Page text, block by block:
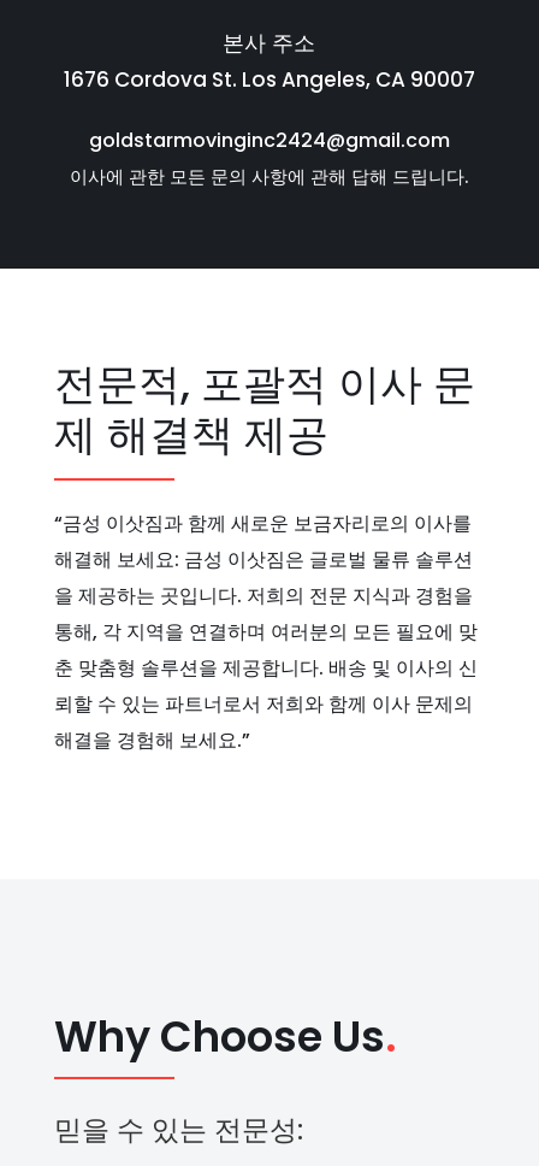
본사 주소
1676 Cordova St. Los Angeles, CA 90007
goldstarmovinginc2424@gmail.com
이사에 관한 모든 문의 사항에 관해 답해 드립니다.
전문적, 포괄적 이사 문
제 해결책 제공
“금성 이삿짐과 함께 새로운 보금자리로의 이사를
해결해 보세요: 금성 이삿짐은 글로벌 물류 솔루션
을 제공하는 곳입니다. 저희의 전문 지식과 경험을
통해, 각 지역을 연결하며 여러분의 모든 필요에 맞
춘 맞춤형 솔루션을 제공합니다. 배송 및 이사의 신
뢰할 수 있는 파트너로서 저희와 함께 이사 문제의
해결을 경험해 보세요.”
Why Choose Us.
믿을 수 있는 전문성: